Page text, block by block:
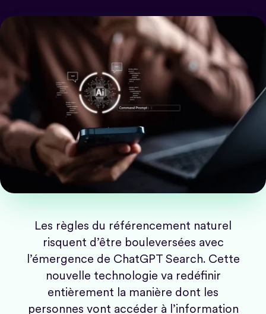
Les règles du référencement naturel
risquent d’être bouleversées avec
l’émergence de ChatGPT Search. Cette
nouvelle technologie va redéfinir
entièrement la manière dont les
personnes vont accéder à l’information